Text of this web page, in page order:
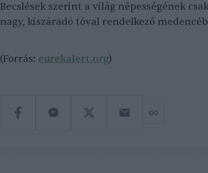
Becslések szerint a világ népességének
nagy, kiszáradó tóval rendelkező
(Forrás: eurekalert.org)